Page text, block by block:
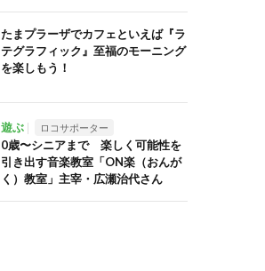
たまプラーザでカフェといえば『ラ
テグラフィック』至福のモーニング
を楽しもう！
遊ぶ ロコサポーター
0歳〜シニアまで 楽しく可能性を
引き出す音楽教室「ON楽（おんが
く）教室」主宰・広瀬治代さん